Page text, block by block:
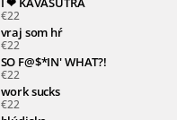
€22
vraj som hŕ
€22
SO F@$*IN' WHAT?!
€22
work sucks
€22